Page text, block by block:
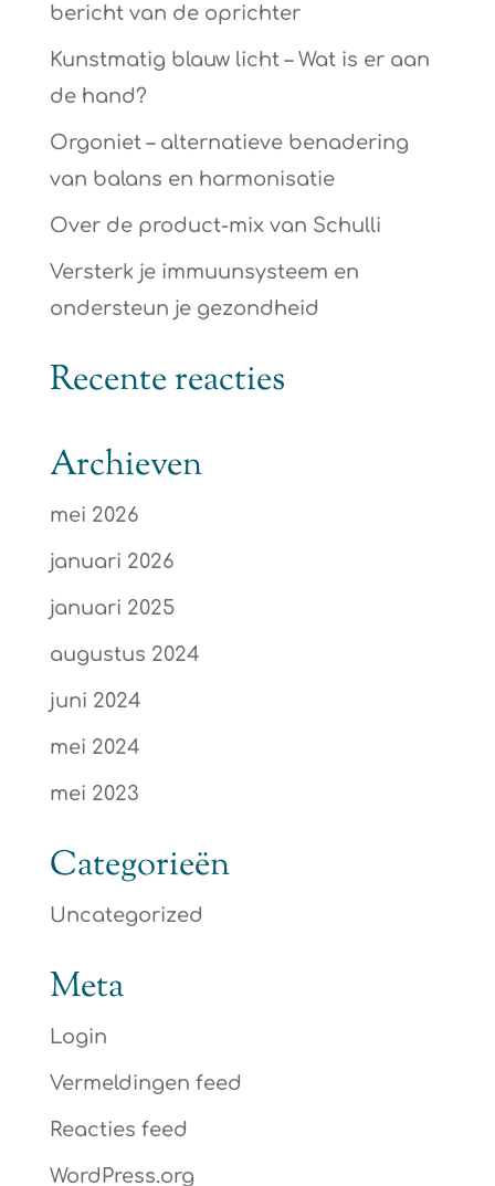
bericht van de oprichter
Kunstmatig blauw licht – Wat is er aan
de hand?
Orgoniet – alternatieve benadering
van balans en harmonisatie
Over de product-mix van Schulli
Versterk je immuunsysteem en
ondersteun je gezondheid
Recente reacties
Archieven
mei 2026
januari 2026
januari 2025
augustus 2024
juni 2024
mei 2024
mei 2023
Categorieën
Uncategorized
Meta
Login
Vermeldingen feed
Reacties feed
WordPress.org